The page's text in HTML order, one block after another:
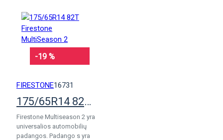
-19 %
FIRESTONE16731
175/65R14 82T Firestone MultiSeason 2
Firestone Multiseason 2 yra
universalios automobilių
padangos. Padango s yra